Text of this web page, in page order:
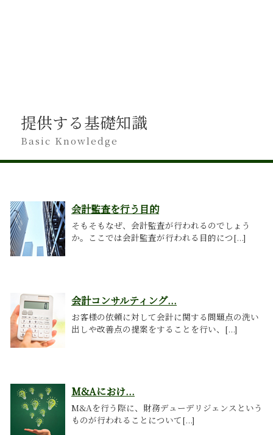
提供する基礎知識
Basic Knowledge
会計監査を行う目的
そもそもなぜ、会計監査が行われるのでしょう
か。ここでは会計監査が行われる目的につ[...]
会計コンサルティング...
お客様の依頼に対して会計に関する問題点の洗い
出しや改善点の提案をすることを行い、[...]
M&Aにおけ...
M&Aを行う際に、財務デューデリジェンスという
ものが行われることについて[...]